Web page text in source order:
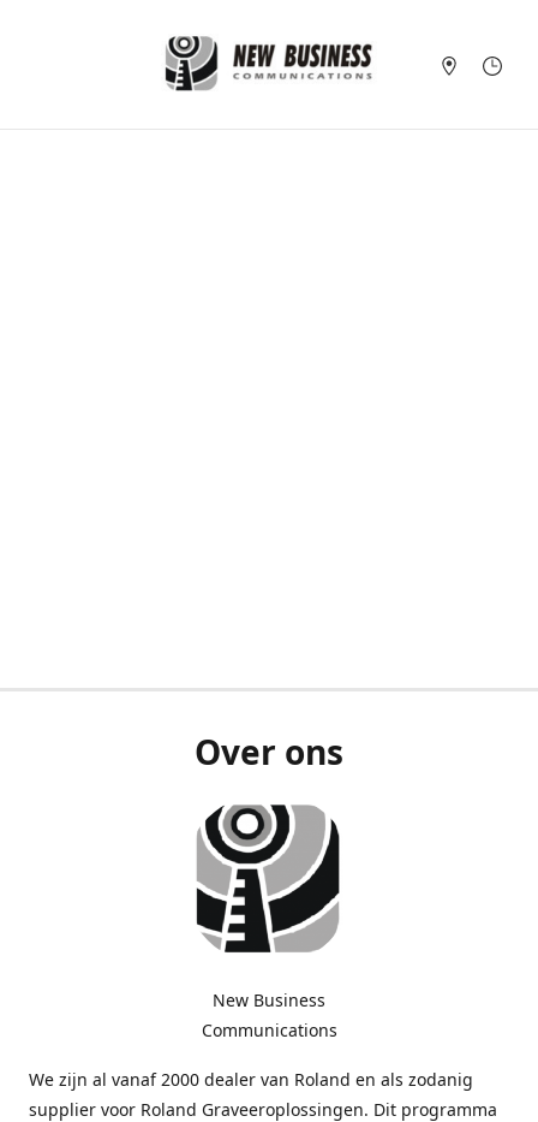
Over ons
New Business
Communications
We zijn al vanaf 2000 dealer van Roland en als zodanig
supplier voor Roland Graveeroplossingen. Dit programma